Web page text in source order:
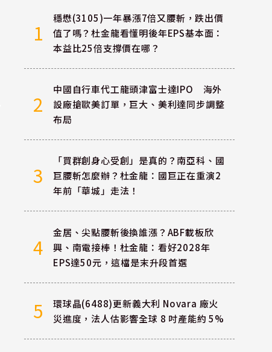
1
穩懋(3105)一年暴漲7倍又腰斬，跌出價
值了嗎？杜金龍看懂明後年EPS基本面：
本益比25倍支撐價在哪？
2
中國自行車代工龍頭津富士達IPO 海外
設廠搶歐美訂單，巨大、美利達同步調整
布局
3
「買群創身心受創」是真的？南亞科、國
巨腰斬怎麼辦？杜金龍：國巨正在重演2
年前「華城」走法！
4
金居、尖點腰斬後換誰漲？ABF載板欣
興、南電接棒！杜金龍：看好2028年
EPS達50元，這檔是末升段首選
5
環球晶(6488)更新義大利 Novara 廠火
災進度，法人估影響全球 8 吋產能約 5%